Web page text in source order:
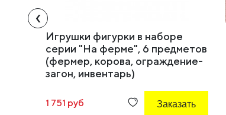
Игрушки фигурки в наборе
серии "На ферме", 6 предметов
(фермер, корова, ограждение-
загон, инвентарь)
1 751 руб Заказать
‹